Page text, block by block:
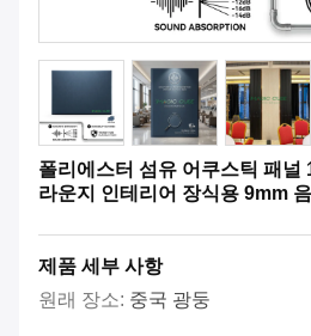
폴리에스터 섬유 어쿠스틱 패
라운지 인테리어 장식용 9mm
제품 세부 사항
원래 장소: 중국 광둥